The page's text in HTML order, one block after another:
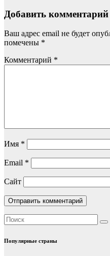
Добавить комментарий
Ваш адрес email не будет
помечены *
Комментарий *
Имя *
Email *
Сайт
Популярные страны